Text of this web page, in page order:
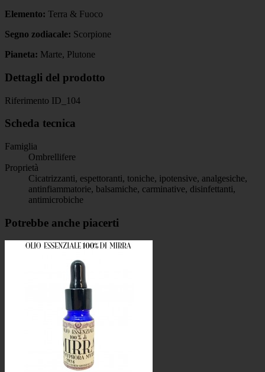
Elemento: Terra & Fuoco
Segno zodiacale: Scorpione
Pianeta: Marte, Plutone
Dettagli del prodotto
Riferimento ID_104
Scheda tecnica
Famiglia
Ombrellifere
Proprietà
Cicatrizzanti, espettoranti, toniche, ipotensive, analgesiche,
antinfiammatorie, balsamiche, carminative, disinfettanti,
antimicrobiche
Potrebbe anche piacerti